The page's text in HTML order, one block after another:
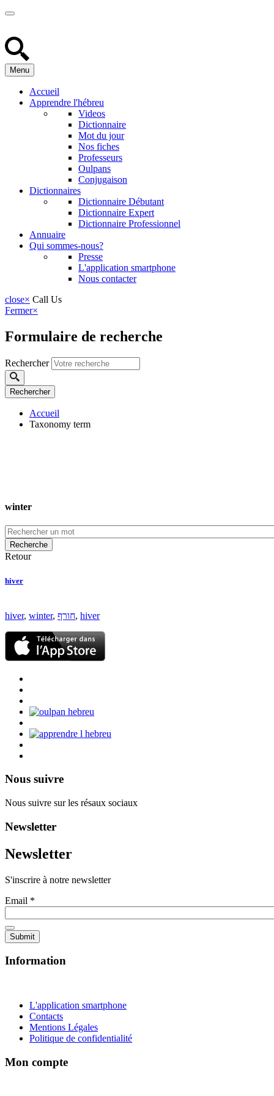
Menu
Accueil
Apprendre l'hébreu
Videos
Dictionnaire
Mot du jour
Nos fiches
Professeurs
Oulpans
Conjugaison
Dictionnaires
Dictionnaire Débutant
Dictionnaire Expert
Dictionnaire Professionnel
Annuaire
Qui sommes-nous?
Presse
L'application smartphone
Nous contacter
close× Call Us
Fermer×
Formulaire de recherche
Rechercher
Accueil
Taxonomy term
winter
Retour
hiver
hiver, winter, חורף, hiver
Nous suivre
Nous suivre sur les résaux sociaux
Newsletter
Newsletter
S'inscrire à notre newsletter
Email *
Information
L'application smartphone
Contacts
Mentions Légales
Politique de confidentialité
Mon compte